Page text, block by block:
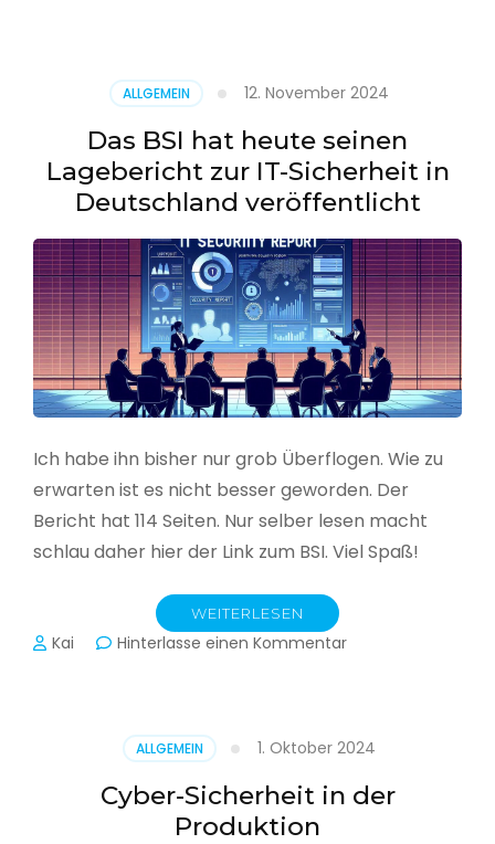
aus
CSV
erstellen
ALLGEMEIN 12. November 2024
Das BSI hat heute seinen
Lagebericht zur IT-Sicherheit in
Deutschland veröffentlicht
Ich habe ihn bisher nur grob Überflogen. Wie zu
erwarten ist es nicht besser geworden. Der
Bericht hat 114 Seiten. Nur selber lesen macht
schlau daher hier der Link zum BSI. Viel Spaß!
WEITERLESEN
Kai Hinterlasse einen Kommentarzu
seinen
Lagebericht
zur
ALLGEMEIN 1. Oktober 2024
Cyber-Sicherheit in der
Produktion